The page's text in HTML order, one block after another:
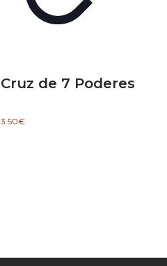
Cruz de 7 Poderes
3.50€